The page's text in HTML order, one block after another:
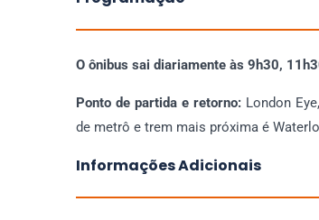
O ônibus sai diariamente às 9h30,
Ponto de partida e retorno:London
de metrô e trem mais próxima é
Informações Adicionais